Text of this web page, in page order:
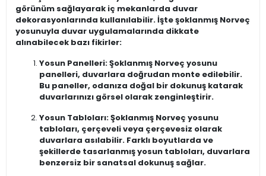
görünüm sağlayarak iç mekanlarda duvar
dekorasyonlarında kullanılabilir. İşte şoklanmış Norveç
yosunuyla duvar uygulamalarında dikkate
alınabilecek bazı fikirler:
Yosun Panelleri: Şoklanmış Norveç yosunu
panelleri, duvarlara doğrudan monte edilebilir.
Bu paneller, odanıza doğal bir dokunuş katarak
duvarlarınızı görsel olarak zenginleştirir.
Yosun Tabloları: Şoklanmış Norveç yosunu
tabloları, çerçeveli veya çerçevesiz olarak
duvarlara asılabilir. Farklı boyutlarda ve
şekillerde tasarlanmış yosun tabloları, duvarlara
benzersiz bir sanatsal dokunuş sağlar.